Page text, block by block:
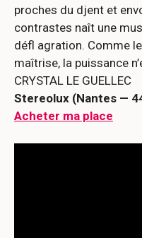
proches du djent et
contrastes naît une
défl agration. Comme
maîtrise, la puissance
CRYSTAL LE GUELLEC
Stereolux (Nantes —
Acheter ma place